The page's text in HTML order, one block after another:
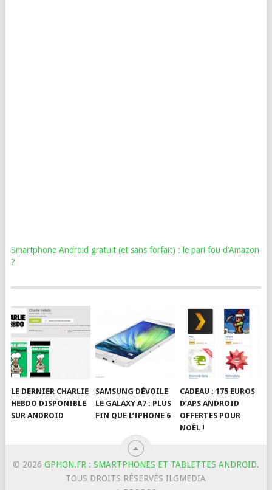
Smartphone Android gratuit (et sans forfait) : le pari fou d’Amazon
?
LE DERNIER CHARLIE
HEBDO DISPONIBLE
SUR ANDROID
SAMSUNG DÉVOILE
LE GALAXY A7 : PLUS
FIN QUE L’IPHONE 6
CADEAU : 175 EUROS
D’APS ANDROID
OFFERTES POUR
NOËL !
© 2026 GPHON.FR : SMARTPHONES ET TABLETTES ANDROID.
TOUS DROITS RÉSERVÉS ILGMEDIA